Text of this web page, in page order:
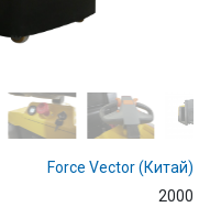
Force Vector (Китай)
2000